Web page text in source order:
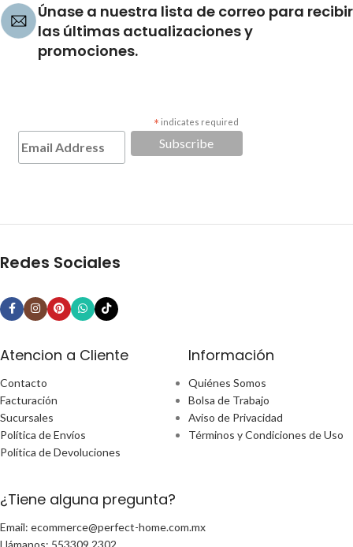
Únase a nuestra lista de correo para recibir
las últimas actualizaciones y
promociones.
* indicates required
Redes Sociales
Atencion a Cliente
Contacto
Facturación
Sucursales
Política de Envíos
Política de Devoluciones
Información
Quiénes Somos
Bolsa de Trabajo
Aviso de Privacidad
Términos y Condiciones de Uso
¿Tiene alguna pregunta?
Email: ecommerce@perfect-home.com.mx
Llámanos: 553309 2302